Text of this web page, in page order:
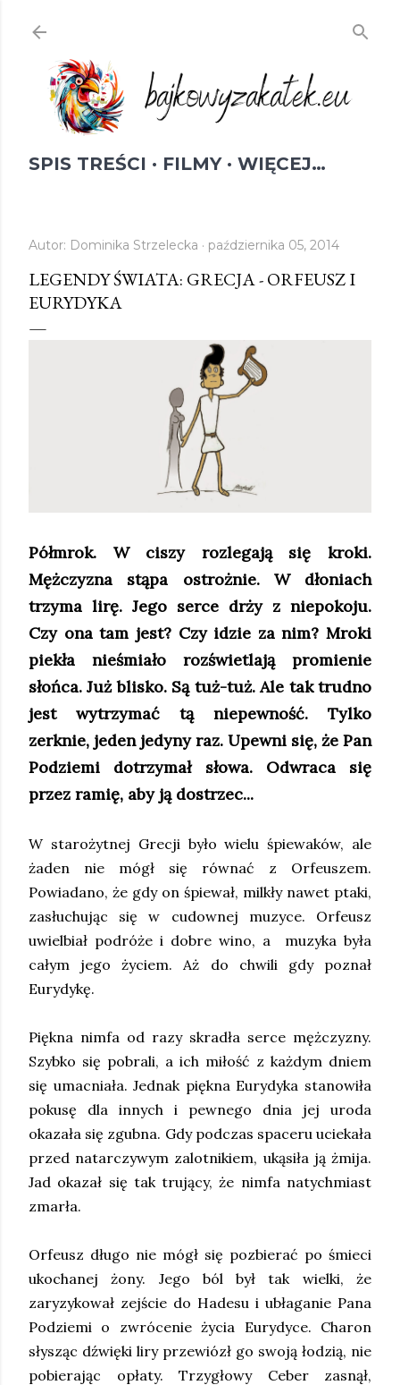
SPIS TREŚCI FILMY WIĘCEJ…
Autor: Dominika Strzelecka października 05, 2014
LEGENDY ŚWIATA: GRECJA - ORFEUSZ I
EURYDYKA
Półmrok. W ciszy rozlegają się kroki.
Mężczyzna stąpa ostrożnie. W dłoniach
trzyma lirę. Jego serce drży z niepokoju.
Czy ona tam jest? Czy idzie za nim? Mroki
piekła nieśmiało rozświetlają promienie
słońca. Już blisko. Są tuż-tuż. Ale tak trudno
jest wytrzymać tą niepewność. Tylko
zerknie, jeden jedyny raz. Upewni się, że Pan
Podziemi dotrzymał słowa. Odwraca się
przez ramię, aby ją dostrzec...
W starożytnej Grecji było wielu śpiewaków, ale
żaden nie mógł się równać z Orfeuszem.
Powiadano, że gdy on śpiewał, milkły nawet ptaki,
zasłuchując się w cudownej muzyce. Orfeusz
uwielbiał podróże i dobre wino, a muzyka była
całym jego życiem. Aż do chwili gdy poznał
Eurydykę.
Piękna nimfa od razy skradła serce mężczyzny.
Szybko się pobrali, a ich miłość z każdym dniem
się umacniała. Jednak piękna Eurydyka stanowiła
pokusę dla innych i pewnego dnia jej uroda
okazała się zgubna. Gdy podczas spaceru uciekała
przed natarczywym zalotnikiem, ukąsiła ją żmija.
Jad okazał się tak trujący, że nimfa natychmiast
zmarła.
Orfeusz długo nie mógł się pozbierać po śmieci
ukochanej żony. Jego ból był tak wielki, że
zaryzykował zejście do Hadesu i ubłaganie Pana
Podziemi o zwrócenie życia Eurydyce. Charon
słysząc dźwięki liry przewiózł go swoją łodzią, nie
pobierając opłaty. Trzygłowy Ceber zasnął,